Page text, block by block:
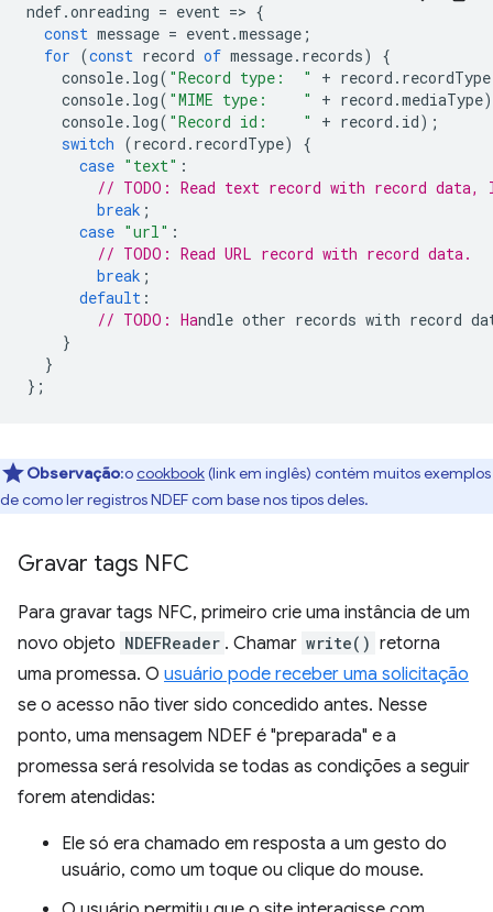
ndef.onreading = event => {
const message = event.message ;
for (const record of message. records)
{
console. log( "Record type:  " + record . recordType
console. log( "MIME type:    " + record .mediaType
console. log( "Record id:    " + record . id);
switch (record . recordType)
{
case "text" :
// TODO: Read text record with record data,
break ;
case "url" :
// TODO: Read URL record with record data.
break ;
default :
// TODO: Ha
}
}
};
Observação:ocookbook(link em inglês) contém muitos exemplos
de como ler registros NDEF com base nos tipos deles.
Gravar tags NFC
Para gravar tags NFC, primeiro crie uma instância de um
novo objeto NDEFReader . Chamar write() retorna
uma promessa. O usuário pode receber uma solicitação
se o acesso não tiver sido concedido antes. Nesse
ponto, uma mensagem NDEF é "preparada" e a
promessa será resolvida se todas as condições a seguir
forem atendidas:
Ele só era chamado em resposta a um gesto do
usuário, como um toque ou clique do mouse.